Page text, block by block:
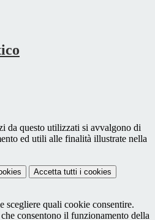
da questo utilizzati si avvalgono di
ed utili alle finalità illustrate nella
Accetta tutti i cookies
scegliere quali cookie consentire.
consentono il funzionamento della